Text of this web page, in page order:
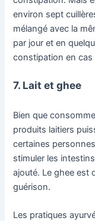
environ sept
mélangé avec la
par jour et en
constipation en
7. Lait et ghee
Bien que
produits laitiers
certaines
stimuler les
ajouté. Le ghee est
guérison.
Les pratiques